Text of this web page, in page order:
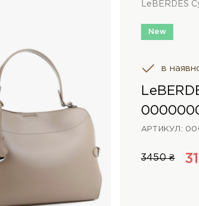
LeBERDES
New
в
АРТИКУЛ:
3450 ₴